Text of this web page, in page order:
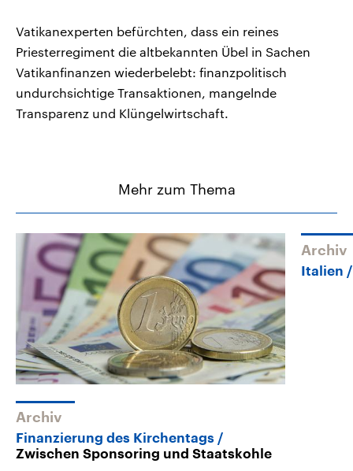
Vatikanexperten befürchten, dass ein reines
Priesterregiment die altbekannten Übel in Sachen
Vatikanfinanzen wiederbelebt: finanzpolitisch
undurchsichtige Transaktionen, mangelnde
Transparenz und Klüngelwirtschaft.
Mehr zum Thema
Archiv
Finanzierung des Kirchentags
Zwischen Sponsoring und Staatskohle
Archiv
Italien